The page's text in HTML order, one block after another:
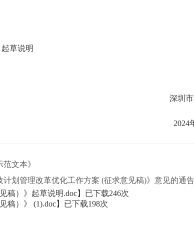
草说明
技创新
9月25
文本》
划管理改革优化工作方案 (征求意见稿)》意见的通告
稿）》起草说明.doc】已下载246次
稿）》 (1).doc】已下载198次